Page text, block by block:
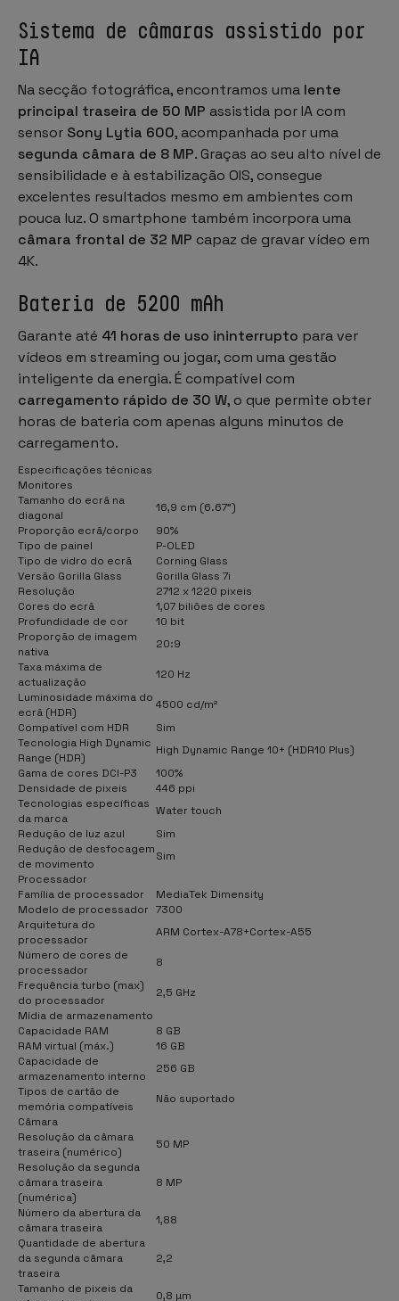
Sistema de câmaras assistido por
IA
Na secção fotográfica, encontramos uma lente
principal traseira de 50 MP assistida por IA com
sensor Sony Lytia 600, acompanhada por uma
segunda câmara de 8 MP. Graças ao seu alto nível de
sensibilidade e à estabilização OIS, consegue
excelentes resultados mesmo em ambientes com
pouca luz. O smartphone também incorpora uma
câmara frontal de 32 MP capaz de gravar vídeo em
4K.
Bateria de 5200 mAh
Garante até 41 horas de uso ininterrupto para ver
vídeos em streaming ou jogar, com uma gestão
inteligente da energia. É compatível com
carregamento rápido de 30 W, o que permite obter
horas de bateria com apenas alguns minutos de
carregamento.
Especificações técnicas
Monitores
Tamanho do ecrã na
diagonal
16,9 cm (6.67")
Proporção ecrã/corpo
90%
Tipo de painel
P-OLED
Tipo de vidro do ecrã
Corning Glass
Versão Gorilla Glass
Gorilla Glass 7i
Resolução
2712 x 1220 pixeis
Cores do ecrã
1,07 biliões de cores
Profundidade de cor
10 bit
Proporção de imagem
nativa
20:9
Taxa máxima de
actualização
120 Hz
Luminosidade máxima do
ecrã (HDR)
4500 cd/m²
Compatível com HDR
Sim
Tecnologia High Dynamic
Range (HDR)
High Dynamic Range 10+ (HDR10 Plus)
Gama de cores DCI-P3
100%
Densidade de pixeis
446 ppi
Tecnologias específicas
da marca
Water touch
Redução de luz azul
Sim
Redução de desfocagem
de movimento
Sim
Processador
Família de processador
MediaTek Dimensity
Modelo de processador 7300
Arquitetura do
processador
ARM Cortex-A78+Cortex-A55
Número de cores de
processador
8
Frequência turbo (max)
do processador
2,5 GHz
Mídia de armazenamento
Capacidade RAM
8 GB
RAM virtual (máx.)
16 GB
Capacidade de
armazenamento interno
256 GB
Tipos de cartão de
memória compatíveis
Não suportado
Câmara
Resolução da câmara
traseira (numérico)
50 MP
Resolução da segunda
câmara traseira
(numérica)
8 MP
Número da abertura da
câmara traseira
1,88
Quantidade de abertura
da segunda câmara
traseira
2,2
Tamanho de pixeis da
0,8 µm